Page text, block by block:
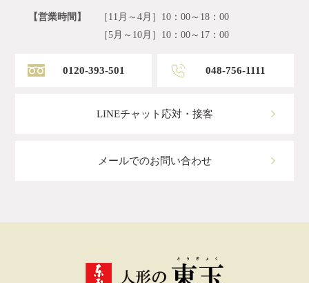
【営業時間】
［11月～4月］10：00～18：00
［5月～10月］10：00～17：00
0120-393-501 048-756-1111
LINEチャット応対・接客
メールでのお問い合わせ